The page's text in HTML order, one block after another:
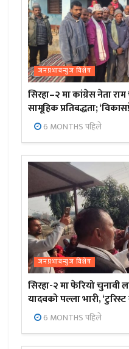
जनप्रभाबन्युज विशेष
सिरहा–२ मा कांग्रेस नेता
सामूहिक प्रतिबद्धता;
6 MONTHS पहिले
जनप्रभाबन्युज विशेष
सिरहा-२ मा फेरियो चुनावी
यादवको पल्ला भारी,
6 MONTHS पहिले